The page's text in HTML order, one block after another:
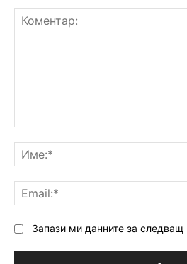
Запази ми данните за